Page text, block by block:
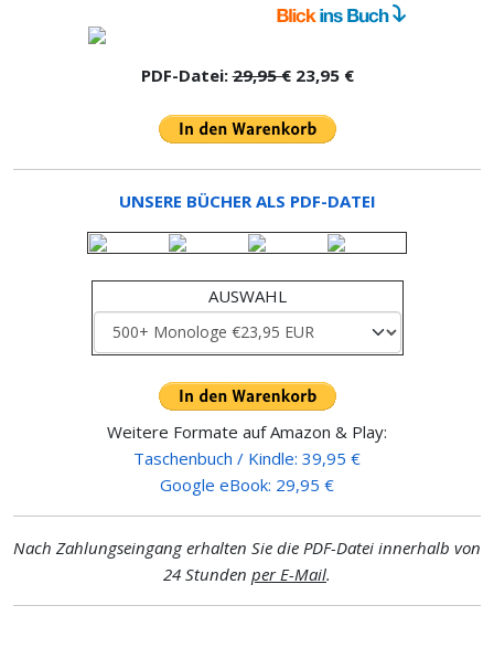
PDF-Datei:29,95 €23,95 €
UNSERE BÜCHER ALS PDF-DATEI
AUSWAHL
Weitere Formate auf Amazon & Play:
Taschenbuch / Kindle: 39,95 €
Google eBook: 29,95 €
Nach Zahlungseingang erhalten Sie die PDF-Datei innerhalb von
24 Stunden per E-Mail.